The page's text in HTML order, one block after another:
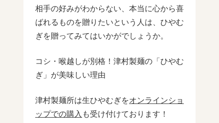
相手の好みがわからない、本当に心から喜
ばれるものを贈りたいという人は、ひやむ
ぎを贈ってみてはいかがでしょうか。
コシ・喉越しが別格！津村製麺の「ひやむ
ぎ」が美味しい理由
津村製麺所は生ひやむぎをオンラインショ
ップでの購入 も受け付けております！